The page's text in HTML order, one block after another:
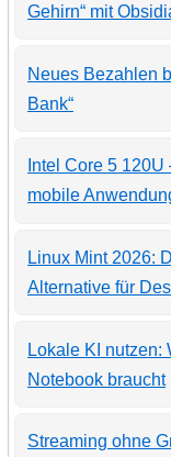
Gehirn“ mit
Neues Bezahlen
Bank“
Intel Core 5
mobile
Linux Mint 2026:
Alternative für
Lokale KI
Notebook braucht
Streaming ohne